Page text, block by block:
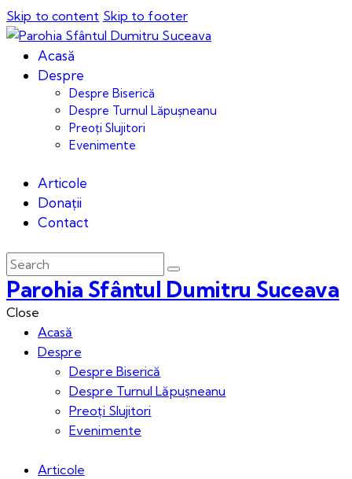
Skip to content Skip to footer
Acasă
Despre
Despre Biserică
Despre Turnul Lăpușneanu
Preoți Slujitori
Evenimente
Articole
Donații
Contact
Parohia Sfântul Dumitru Suceava
Close
Acasă
Despre
Despre Biserică
Despre Turnul Lăpușneanu
Preoți Slujitori
Evenimente
Articole